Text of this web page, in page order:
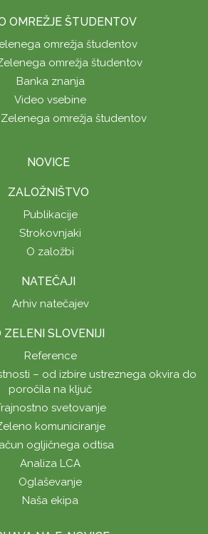
OMREŽJE ŠTUDENTOV
omrežja študentov
omrežja študentov
Banka znanja
Video vsebine
omrežja študentov
NOVICE
ZALOŽNIŠTVO
Publikacije
Strokovnjaki
O založbi
NATEČAJI
Arhiv natečajev
ZELENI SLOVENIJI
Reference
– od izbire ustreznega okvira do
poročila na ključ
svetovanje
komuniciranje
ogljičnega odtisa
Analiza LCA
Oglaševanje
Naša ekipa